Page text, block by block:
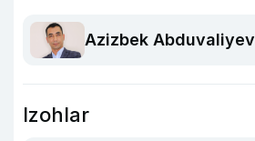
Azizbek Abduvaliyev
Izohlar